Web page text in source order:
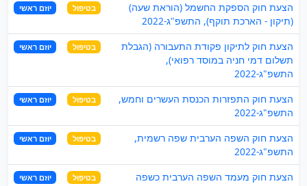
הצעת חוק הספקת החשמל (הוראת שעה)
(תיקון - הארכת תוקף), התשפ"ג-2022
בטיפול יוזם ראשי
הצעת חוק לתיקון פקודת התעבורה (הגבלת
תשלום דמי חניה במוסד רפואי),
התשפ"ג-2022
בטיפול יוזם ראשי
הצעת חוק התפזרות הכנסת העשרים וחמש,
התשפ"ג-2022
בטיפול יוזם ראשי
הצעת חוק השפה הערבית שפה רשמית,
התשפ"ג-2022
בטיפול יוזם ראשי
הצעת חוק מעמד השפה הערבית כשפה
בטיפול יוזם ראשי